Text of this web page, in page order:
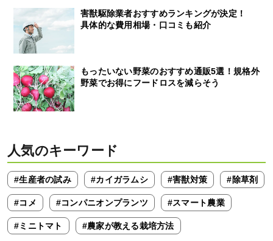
害獣駆除業者おすすめランキングが決定！
具体的な費用相場・口コミも紹介
もったいない野菜のおすすめ通販5選！規格外
野菜でお得にフードロスを減らそう
人気のキーワード
#生産者の試み #カイガラムシ #害獣対策 #除草剤
#コメ #コンパニオンプランツ #スマート農業
#ミニトマト #農家が教える栽培方法